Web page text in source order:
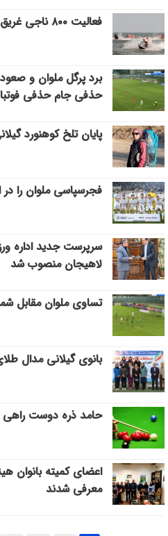
فعالیت ۸۰۰ ناجی غریق در گیلان
برد پرگل ملوان و
حذفی جام حذفی
پایان تلخ کوهنورد
فجرسپاسی ملوان را در انزلی ۴
سرپرست جدید اداره
لاهیجان منصوب شد
تساوی ملوان مقابل
بانوی گیلانی مدال
حامد ذره دوست راهی
اعضای کمیته بانوان
معرفی شدند